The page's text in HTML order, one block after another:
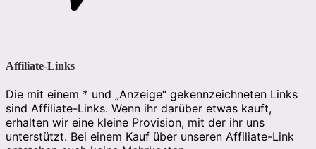
Affiliate-Links
Die mit einem * und „Anzeige“ gekennzeichneten Links
sind Affiliate-Links. Wenn ihr darüber etwas kauft,
erhalten wir eine kleine Provision, mit der ihr uns
unterstützt. Bei einem Kauf über unseren Affiliate-Link